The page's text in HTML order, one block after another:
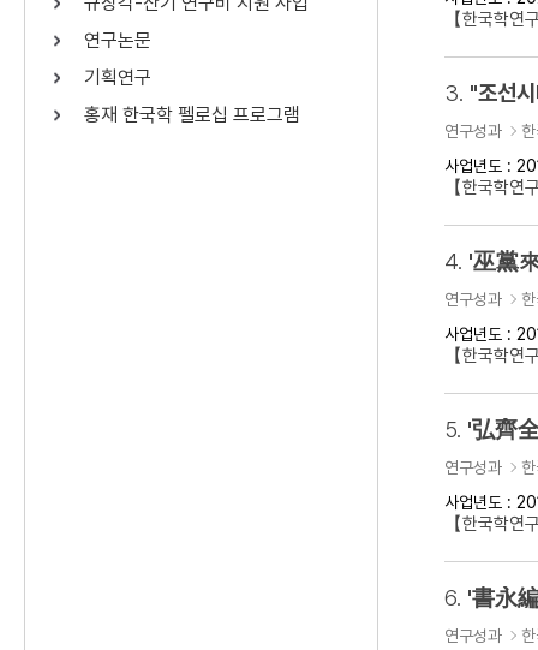
연구논문
기획연구
홍재 한국학 펠로십 프로그램
【한국학
3.
연구성과
사업년도 :
【한국학
4. '巫黨
연구성과
사업년도 :
【한국학
5. '弘齊
연구성과
사업년도 :
【한국학
6. '書永
연구성과